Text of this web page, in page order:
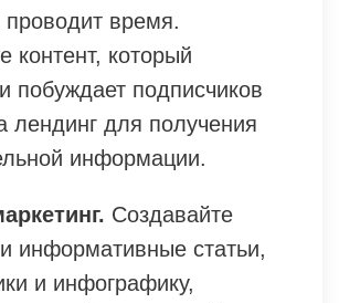
проводит время.
контент, который
побуждает подписчиков
лендинг для получения
информации.
Создавайте
информативные статьи,
и инфографику,